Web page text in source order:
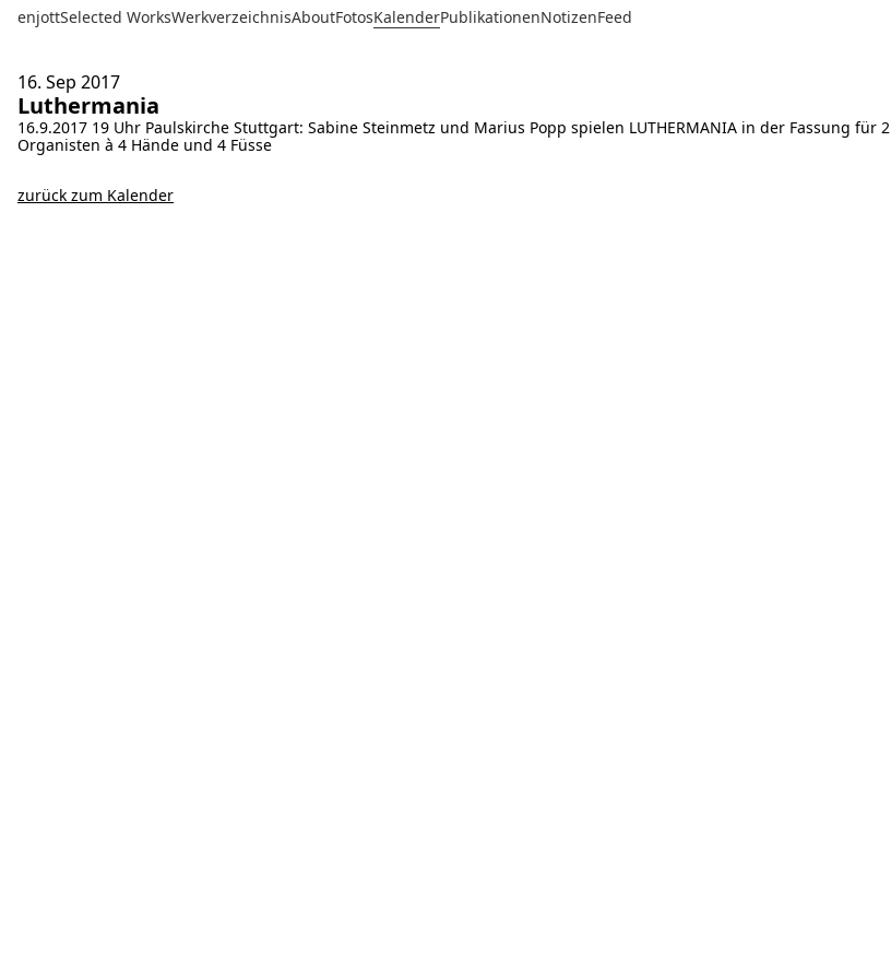
enjottSelected WorksWerkverzeichnisAboutFotosKalenderPublikationenNotizenFeed
16. Sep 2017
Luthermania
16.9.2017 19 Uhr Paulskirche Stuttgart: Sabine Steinmetz und Marius Popp spielen LUTHERMANIA in der Fassung für 2
Organisten à 4 Hände und 4 Füsse
zurück zum Kalender